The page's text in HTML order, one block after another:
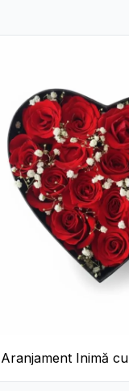
Aranjament Inimă cu
Trandafiri Roșii și